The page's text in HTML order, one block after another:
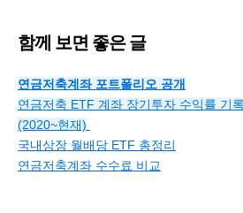
함께 보면 좋은 글
연금저축계좌 포트폴리오 공개
연금저축 ETF 계좌 장기투자 수익률 기
(2020~현재)
국내상장 월배당 ETF 총정리
연금저축계좌 수수료 비교